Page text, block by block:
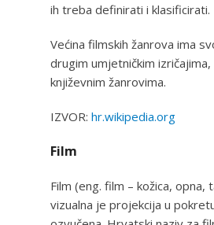
ih treba definirati i klasificirati.
Većina filmskih žanrova ima
drugim umjetničkim
književnim žanrovima.
IZVOR: hr.wikipedia.org
Film
Film (eng. film – kožica, opna,
vizualna je projekcija u